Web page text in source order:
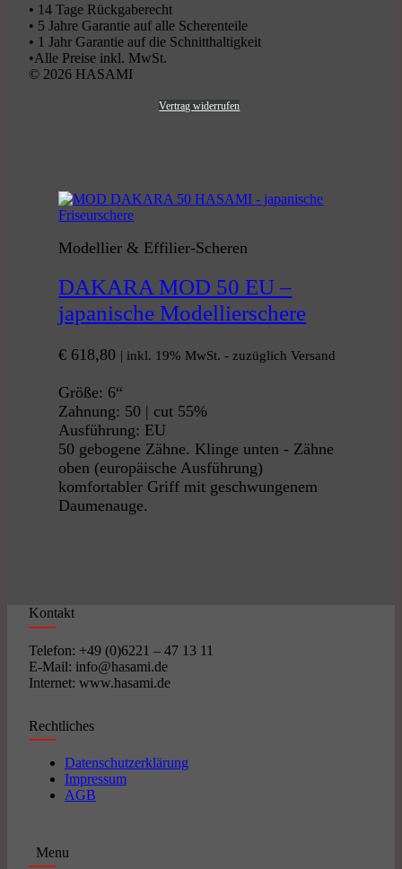
• 14 Tage Rückgaberecht
• 5 Jahre Garantie auf alle Scherenteile
• 1 Jahr Garantie auf die Schnitthaltigkeit
•Alle Preise inkl. MwSt.
© 2026 HASAMI
Vertrag widerrufen
Modellier & Effilier-Scheren
DAKARA MOD 50 EU –
japanische Modellierschere
€ 618,80 | inkl. 19% MwSt. - zuzüglich Versand
Größe: 6“
Zahnung: 50 | cut 55%
Ausführung: EU
50 gebogene Zähne. Klinge unten - Zähne
oben (europäische Ausführung)
komfortabler Griff mit geschwungenem
Daumenauge.
Kontakt
Telefon: +49 (0)6221 – 47 13 11
E-Mail: info@hasami.de
Internet: www.hasami.de
Rechtliches
Datenschutzerklärung
Impressum
AGB
Menu